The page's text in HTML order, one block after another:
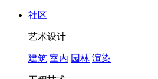
社区
艺术设计
建筑 室内 园林 渲染